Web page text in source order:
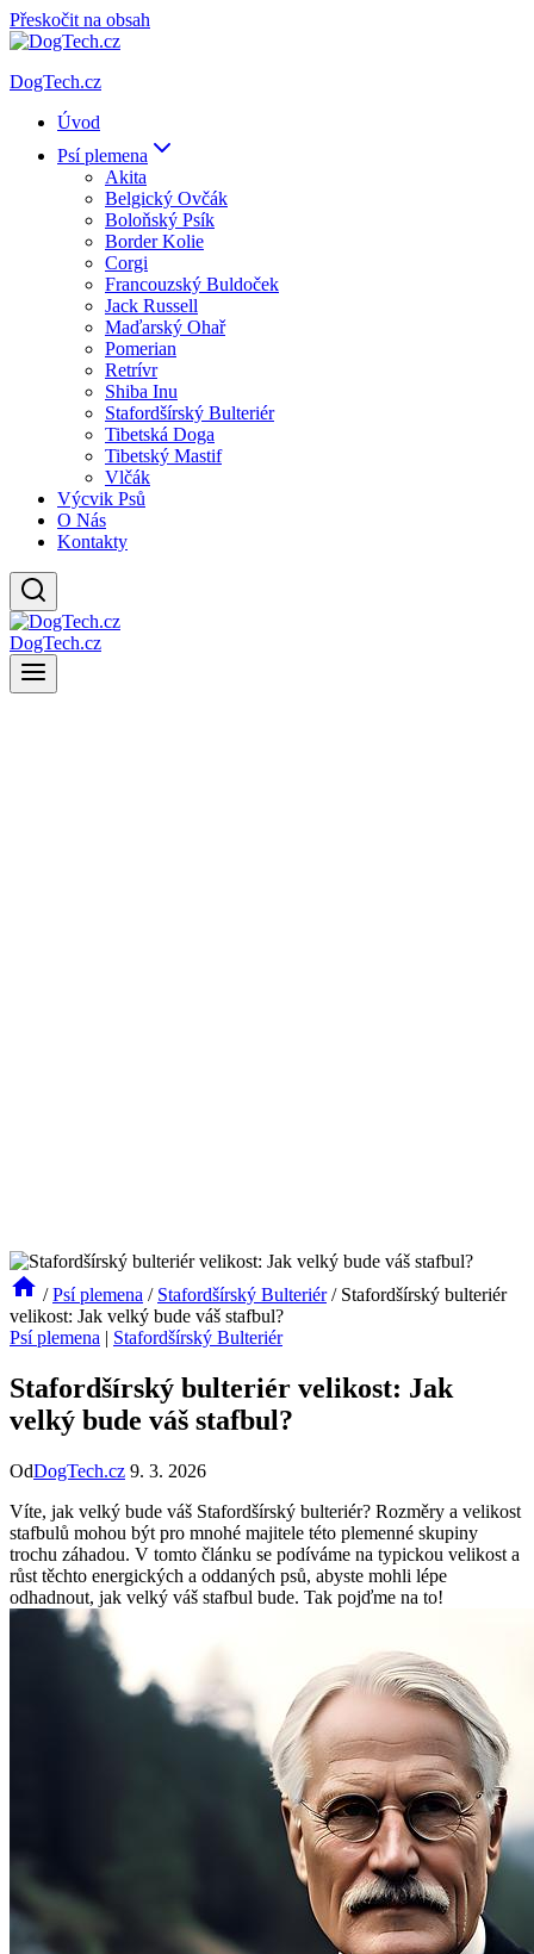
Přeskočit na obsah
DogTech.cz
Úvod
Psí plemena
Akita
Belgický Ovčák
Boloňský Psík
Border Kolie
Corgi
Francouzský Buldoček
Jack Russell
Maďarský Ohař
Pomerian
Retrívr
Shiba Inu
Stafordšírský Bulteriér
Tibetská Doga
Tibetský Mastif
Vlčák
Výcvik Psů
O Nás
Kontakty
DogTech.cz
/ Psí plemena / Stafordšírský Bulteriér / Stafordšírský bulteriér
velikost: Jak velký bude váš stafbul?
Psí plemena | Stafordšírský Bulteriér
Stafordšírský bulteriér velikost: Jak
velký bude váš stafbul?
OdDogTech.cz 9. 3. 2026
Víte, jak velký bude váš Stafordšírský bulteriér? Rozměry a velikost
stafbulů mohou být pro mnohé majitele této plemenné skupiny
trochu záhadou. V tomto článku se podíváme na typickou velikost a
růst těchto energických a oddaných psů, abyste mohli lépe
odhadnout, jak velký váš stafbul bude. Tak pojďme na to!